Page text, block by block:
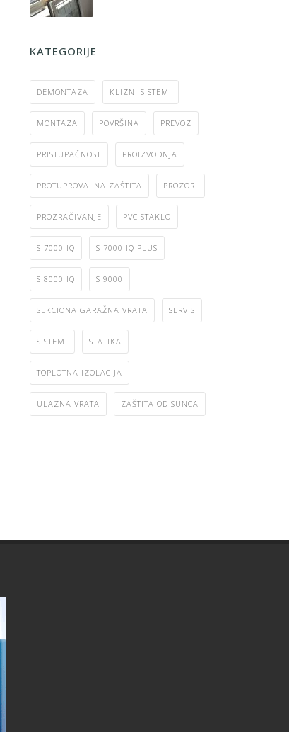
KATEGORIJE
DEMONTAZA KLIZNI SISTEMI
MONTAZA POVRŠINA PREVOZ
PRISTUPAČNOST PROIZVODNJA
PROTUPROVALNA ZAŠTITA PROZORI
PROZRAČIVANJE PVC STAKLO
S 7000 IQ S 7000 IQ PLUS
S 8000 IQ S 9000
SEKCIONA GARAŽNA VRATA SERVIS
SISTEMI STATIKA
TOPLOTNA IZOLACIJA
ULAZNA VRATA ZAŠTITA OD SUNCA